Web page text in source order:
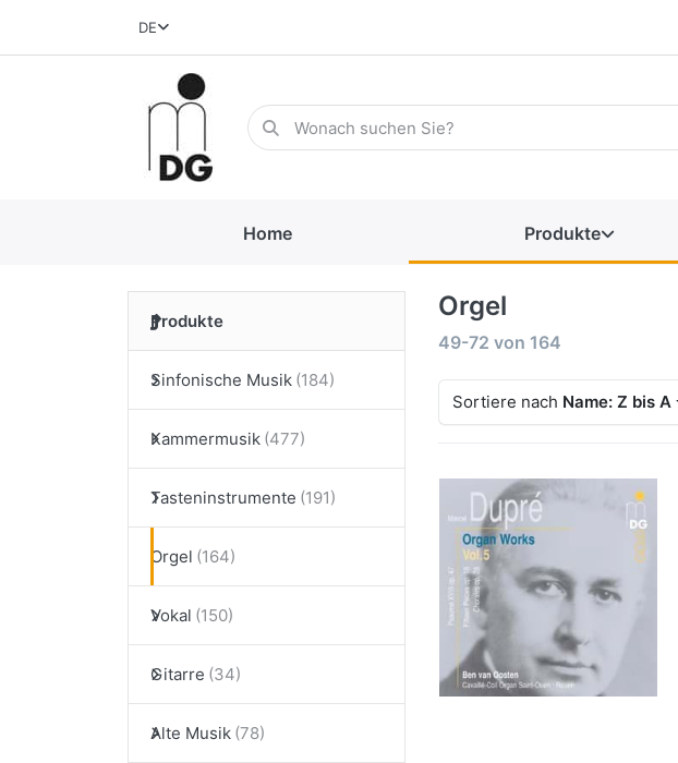
DE
Home Produkte
Produkte
Sinfonische Musik
Kammermusik
Tasteninstrumente
Orgel
Vokal
Gitarre
Alte Musik
Orgel
49-72 von 164
Sortiere nach Name: Z bis A